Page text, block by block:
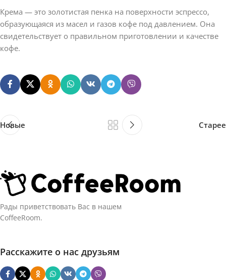
Крема — это золотистая пенка на поверхности эспрессо,
образующаяся из масел и газов кофе под давлением. Она
свидетельствует о правильном приготовлении и качестве
кофе.
Новые Старее
Рады приветствовать Вас в нашем
CoffeeRoom.
Расскажите о нас друзьям